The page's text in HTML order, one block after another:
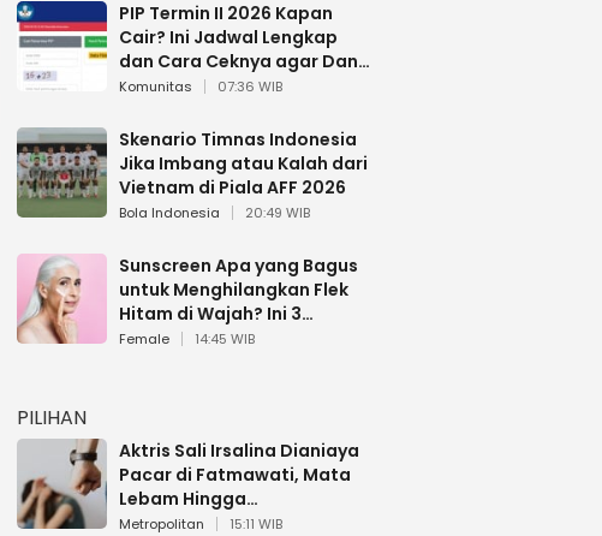
PIP Termin II 2026 Kapan
Cair? Ini Jadwal Lengkap
dan Cara Ceknya agar Dana
Tidak Hangus!
Komunitas 07:36 WIB
Skenario Timnas Indonesia
Jika Imbang atau Kalah dari
Vietnam di Piala AFF 2026
Bola Indonesia 20:49 WIB
Sunscreen Apa yang Bagus
untuk Menghilangkan Flek
Hitam di Wajah? Ini 3
Rekomendasi sesuai Review
Female 14:45 WIB
PILIHAN
Aktris Sali Irsalina Dianiaya
Pacar di Fatmawati, Mata
Lebam Hingga
Diselamatkan Polantas
Metropolitan 15:11 WIB